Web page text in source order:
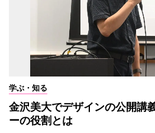
学ぶ・知る
金沢美大でデザインの公開
ーの役割とは